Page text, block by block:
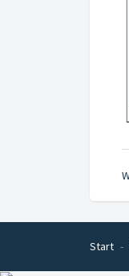
Start